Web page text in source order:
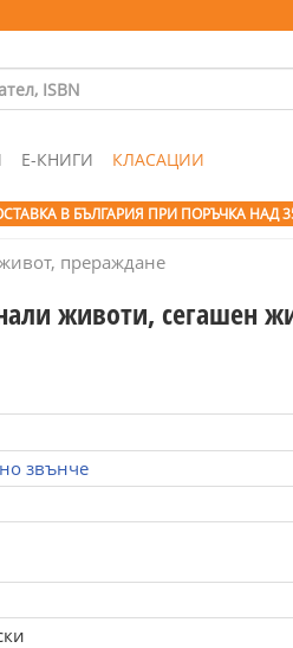
Е-КНИГИ КЛАСАЦИИ
В БЪЛГАРИЯ ПРИ ПОРЪЧКА НАД
прераждане
животи, сегашен
звънче